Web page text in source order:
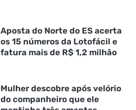
Aposta do Norte do ES acerta
os 15 números da Lotofácil e
fatura mais de R$ 1,2 milhão
Mulher descobre após velório
do companheiro que ele